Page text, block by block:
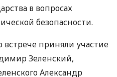
в вопросах
безопасности.
приняли участие
Зеленский,
Александр